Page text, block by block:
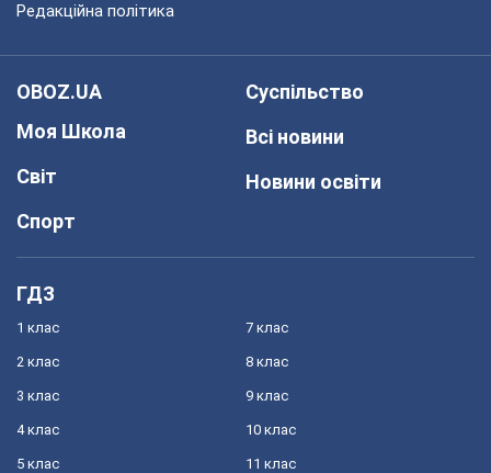
Редакційна політика
OBOZ.UA
Моя Школа
Світ
Спорт
Суспільство
Всі новини
Новини освіти
ГДЗ
1 клас
2 клас
3 клас
4 клас
5 клас
7 клас
8 клас
9 клас
10 клас
11 клас